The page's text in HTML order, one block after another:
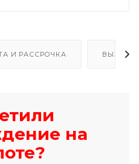
И РАССРОЧКА ВЫЗОВ
на